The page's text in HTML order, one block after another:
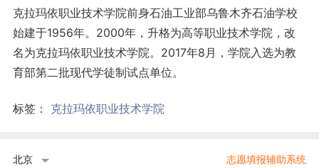
克拉玛依职业技术学院前身石油工业部乌鲁木齐石油学校
始建于1956年。2000年，升格为高等职业技术学院，改
名为克拉玛依职业技术学院。2017年8月，学院入选为教
育部第二批现代学徒制试点单位。
标签： 克拉玛依职业技术学院
北京 志愿填报辅助系统